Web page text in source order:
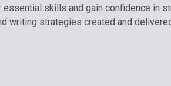
skills and gain confidence in
writing strategies created and